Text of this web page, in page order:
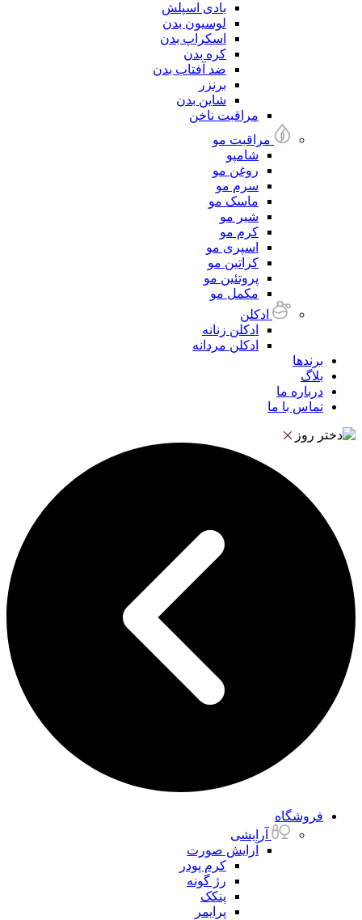
بادی اسپلش
لوسیون بدن
اسکراپ بدن
کره بدن
ضد آفتاب بدن
برنزر
شاین بدن
مراقبت ناخن
مراقبت مو
شامپو
روغن مو
سرم مو
ماسک مو
شیر مو
کرم مو
اسپری مو
کراتین مو
پروتئین مو
مکمل مو
ادکلن
ادکلن زنانه
ادکلن مردانه
برندها
بلاگ
درباره ما
تماس با ما
فروشگاه
آرایشی
آرایش صورت
کرم پودر
رژ گونه
پنکک
پرایمر